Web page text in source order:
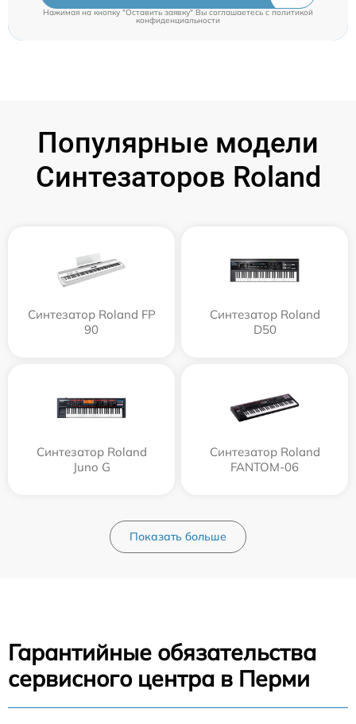
Нажимая на кнопку "Оставить заявку" Вы соглашаетесь cполитикой
конфиденциальности
Популярные модели
Синтезаторов Roland
Синтезатор Roland FP
90
Синтезатор Roland
D50
Синтезатор Roland
Juno G
Синтезатор Roland
FANTOM-06
Показать больше
Гарантийные обязательства
сервисного центра в Перми